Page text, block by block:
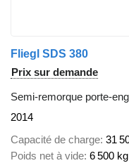
Fliegl SDS 380
Prix sur demande
Semi-remorque porte-
2014
Capacité de charge 31
Poids net à vide 6 500 kg